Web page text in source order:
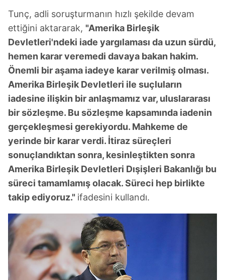
Tunç, adli soruşturmanın hızlı şekilde devam
ettiğini aktararak, "Amerika Birleşik
Devletleri'ndeki iade yargılaması da uzun sürdü,
hemen karar veremedi davaya bakan hakim.
Önemli bir aşama iadeye karar verilmiş olması.
Amerika Birleşik Devletleri ile suçluların
iadesine ilişkin bir anlaşmamız var, uluslararası
bir sözleşme. Bu sözleşme kapsamında iadenin
gerçekleşmesi gerekiyordu. Mahkeme de
yerinde bir karar verdi. İtiraz süreçleri
sonuçlandıktan sonra, kesinleştikten sonra
Amerika Birleşik Devletleri Dışişleri Bakanlığı bu
süreci tamamlamış olacak. Süreci hep birlikte
takip ediyoruz." ifadesini kullandı.